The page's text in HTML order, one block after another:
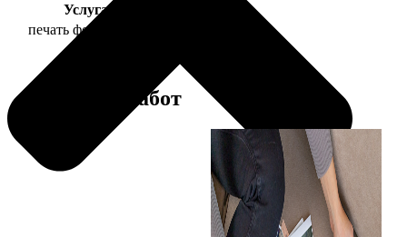
Услуга
печать фото 20х20
Примеры работ